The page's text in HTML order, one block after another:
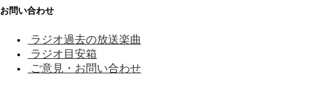
お問い合わせ
ラジオ過去の放送楽曲
ラジオ目安箱
ご意見・お問い合わせ